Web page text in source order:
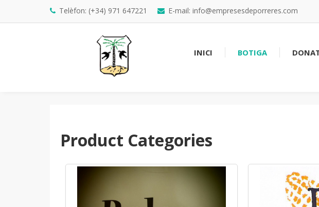
Telèfon: (+34) 971 647221 E-mail: info@empresesdeporreres.com
INICI BOTIGA
Product Categories